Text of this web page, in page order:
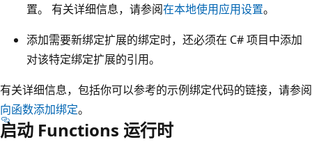
置。 有关详细信息，请参阅在本地使用应用设置。
添加需要新绑定扩展的绑定时，还必须在 C# 项目中添加
对该特定绑定扩展的引用。
有关详细信息，包括你可以参考的示例绑定代码的链接，请参阅
向函数添加绑定。
启动 Functions 运行时